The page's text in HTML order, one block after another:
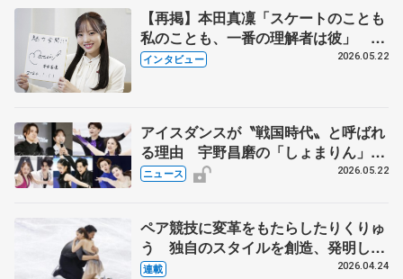
【再掲】本田真凜「スケートのことも
私のことも、一番の理解者は彼」 引
退時の単独インタビューで語った競技
インタビュー 2026.05.22
アイスダンスが〝戦国時代〟と呼ばれ
る理由 宇野昌磨の「しょまりん」ら
実力者が相次いで参戦 国内の競争激
ニュース 2026.05.22
ペア競技に変革をもたらしたりくりゅ
う 独自のスタイルを創造、発明した
【引退発表後②】
連載 2026.04.24